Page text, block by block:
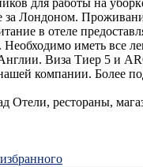
для работы на
за Лондоном.
в отеле
Необходимо иметь все
Виза Тиер 5 и
компании. Более
Отели, рестораны,